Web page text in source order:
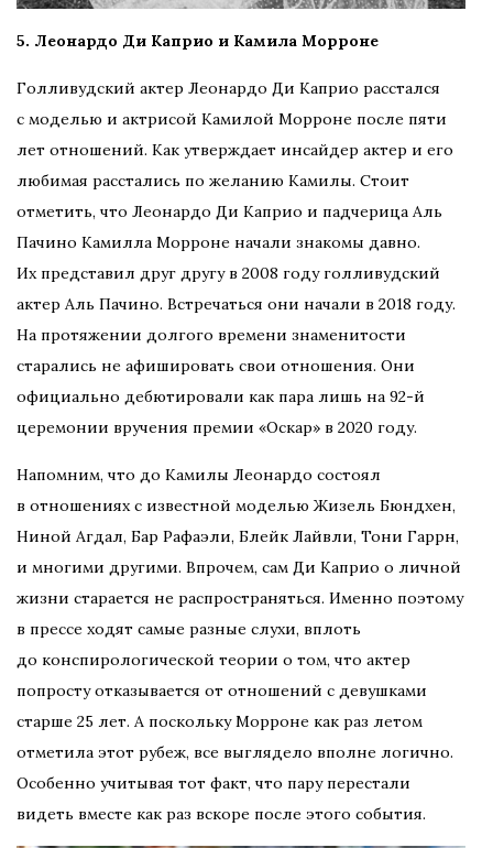
5. Леонардо Ди Каприо и Камила Морроне
Голливудский актер Леонардо Ди Каприо расстался
с моделью и актрисой Камилой Морроне после пяти
лет отношений. Как утверждает инсайдер актер и его
любимая расстались по желанию Камилы. Стоит
отметить, что Леонардо Ди Каприо и падчерица Аль
Пачино Камилла Морроне начали знакомы давно.
Их представил друг другу в 2008 году голливудский
актер Аль Пачино. Встречаться они начали в 2018 году.
На протяжении долгого времени знаменитости
старались не афишировать свои отношения. Они
официально дебютировали как пара лишь на 92-й
церемонии вручения премии «Оскар» в 2020 году.
Напомним, что до Камилы Леонардо состоял
в отношениях с известной моделью Жизель Бюндхен,
Ниной Агдал, Бар Рафаэли, Блейк Лайвли, Тони Гаррн,
и многими другими. Впрочем, сам Ди Каприо о личной
жизни старается не распространяться. Именно поэтому
в прессе ходят самые разные слухи, вплоть
до конспирологической теории о том, что актер
попросту отказывается от отношений с девушками
старше 25 лет. А поскольку Морроне как раз летом
отметила этот рубеж, все выглядело вполне логично.
Особенно учитывая тот факт, что пару перестали
видеть вместе как раз вскоре после этого события.